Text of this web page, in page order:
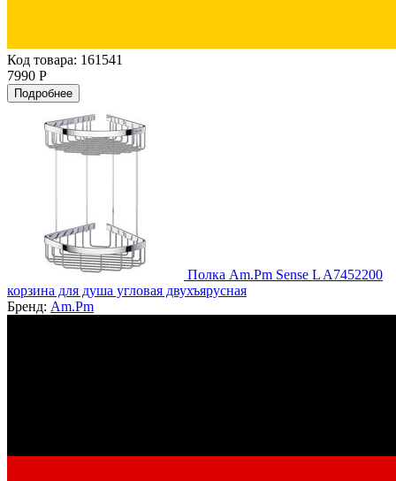
Код товара: 161541
7990 Р
Подробнее
Полка Am.Pm Sense L A7452200
корзина для душа угловая двухъярусная
Бренд: Am.Pm